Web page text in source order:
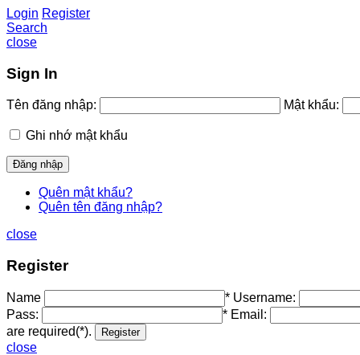
Login Register
Search
close
Sign In
Tên đăng nhập: Mật khẩu:
Ghi nhớ mật khẩu
Quên mật khẩu?
Quên tên đăng nhập?
close
Register
Name * Username:
Pass:
* Email:
are required(*).
close